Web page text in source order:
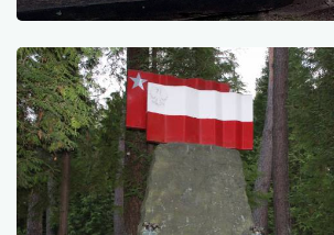
OK